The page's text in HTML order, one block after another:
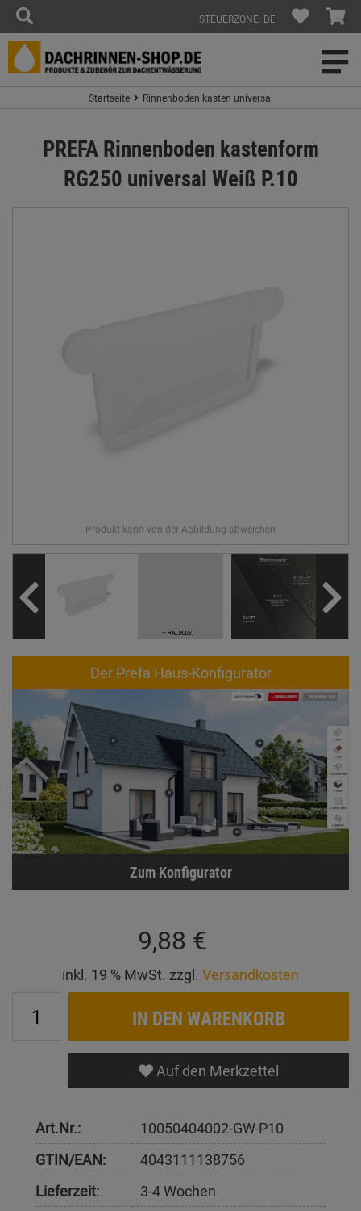
STEUERZONE: DE
Startseite Rinnenboden kasten universal
PREFA Rinnenboden kastenform
RG250 universal Weiß P.10
Der Prefa Haus-Konfigurator
Zum Konfigurator
9,88 €
inkl. 19 % MwSt. zzgl. Versandkosten
IN DEN WARENKORB
Auf den Merkzettel
Art.Nr.:
10050404002-GW-P10
GTIN/EAN:
4043111138756
Lieferzeit:
3-4 Wochen